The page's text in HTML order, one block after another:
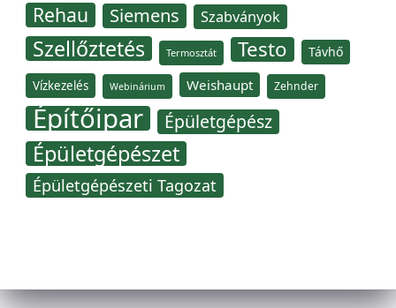
Rehau Siemens Szabványok
Szellőztetés Termosztát Testo Távhő
Vízkezelés Webinárium Weishaupt Zehnder
Építőipar Épületgépész
Épületgépészet
Épületgépészeti Tagozat